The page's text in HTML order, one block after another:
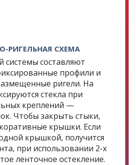
РИГЕЛЬНАЯ СХЕМА
системы составляют
профили и
ригели. На
стекла при
креплений —
Чтобы закрыть стыки,
крышки. Если
крышкой, получится
при использовании 2-х
ленточное остекление.